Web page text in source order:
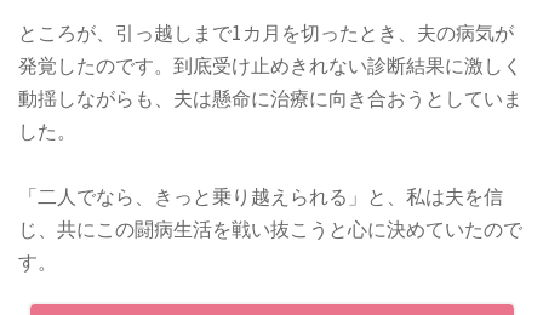
ところが、引っ越しまで1カ月を切ったとき、夫の病気が
発覚したのです。到底受け止めきれない診断結果に激しく
動揺しながらも、夫は懸命に治療に向き合おうとしていま
した。
「二人でなら、きっと乗り越えられる」と、私は夫を信
じ、共にこの闘病生活を戦い抜こうと心に決めていたので
す。